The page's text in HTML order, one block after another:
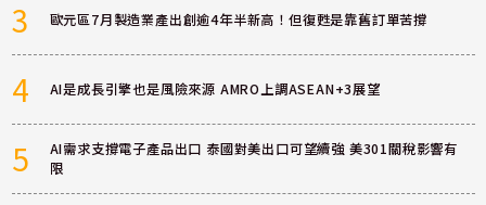
3 歐元區7月製造業產出創逾4年半新高！但復甦是靠舊訂單苦撐
4 AI是成長引擎也是風險來源 AMRO上調ASEAN+3展望
5
AI需求支撐電子產品出口 泰國對美出口可望續強 美301關稅影響有
限